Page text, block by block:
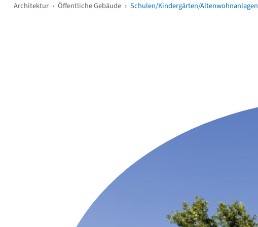
Architektur › Öffentliche Gebäude › Schulen/Kindergärten/Altenwohnanlagen